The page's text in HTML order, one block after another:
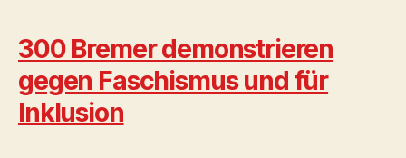
300 Bremer demonstrieren
gegen Faschismus und für
Inklusion